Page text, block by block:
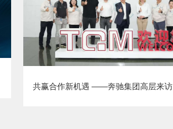
共赢合作新机遇 ——奔驰集团高层来访